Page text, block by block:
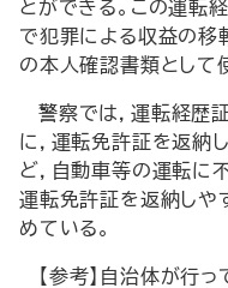
とができる。この運転
で犯罪による収益の移
の本人確認書類として
警察では，運転経歴
に，運転免許証を返納
ど，自動車等の運転に
運転免許証を返納しや
めている。
【参考】自治体が行